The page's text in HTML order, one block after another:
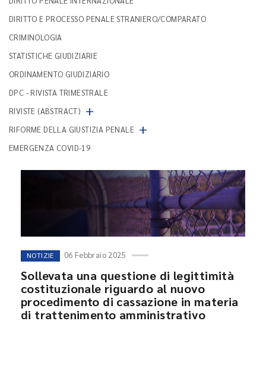
DIRITTO E PROCESSO PENALE STRANIERO/COMPARATO
CRIMINOLOGIA
STATISTICHE GIUDIZIARIE
ORDINAMENTO GIUDIZIARIO
DPC - RIVISTA TRIMESTRALE
RIVISTE (ABSTRACT) +
RIFORME DELLA GIUSTIZIA PENALE +
EMERGENZA COVID-19
NOTIZIE 06 Febbraio 2025
Sollevata una questione di legittimità
costituzionale riguardo al nuovo
procedimento di cassazione in materia
di trattenimento amministrativo